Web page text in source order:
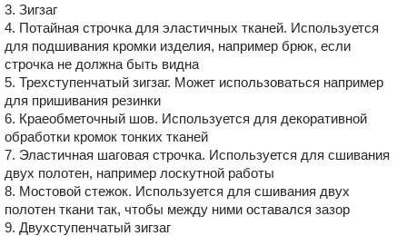
3. Зигзаг
4. Потайная строчка для эластичных тканей. Используется
для подшивания кромки изделия, например брюк, если
строчка не должна быть видна
5. Трехступенчатый зигзаг. Может использоваться например
для пришивания резинки
6. Краеобметочный шов. Используется для декоративной
обработки кромок тонких тканей
7. Эластичная шаговая строчка. Используется для сшивания
двух полотен, например лоскутной работы
8. Мостовой стежок. Используется для сшивания двух
полотен ткани так, чтобы между ними оставался зазор
9. Двухступенчатый зигзаг